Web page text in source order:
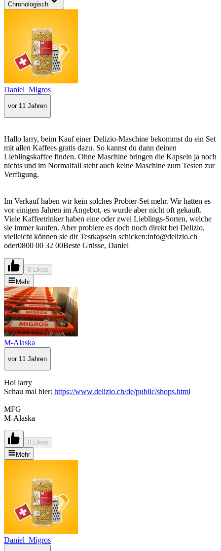
Chronologisch
Daniel_Migros
vor 11 Jahren
Hallo larry, beim Kauf einer Delizio-Maschine bekommst du ein Set
mit allen Kaffees gratis dazu. So kannst du dann deinen
Lieblingskaffee finden. Ohne Maschine bringen die Kapseln ja noch
nichts und im Normalfall steht auch keine Maschine zum Testen zur
Verfügung.
Im Verkauf haben wir kein solches Probier-Set mehr. Wir hatten es
vor einigen Jahren im Angebot, es wurde aber nicht oft gekauft.
Viele Kaffeetrinker haben eine oder zwei Lieblings-Sorten, welche
sie immer kaufen. Aber probiere es doch noch direkt bei Delizio,
vielleicht können sie dir Testkapseln schicken:info@delizio.ch
oder0800 00 32 00Beste Grüsse, Daniel
0 Likes
Mehr
M-Alaska
vor 11 Jahren
Hoi larry
Schau mal hier: https://www.delizio.ch/de/public/shops.html
MFG
M-Alaska
0 Likes
Mehr
Daniel_Migros